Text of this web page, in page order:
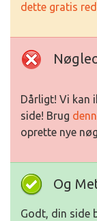
dette gratis
Dårligt! Vi kan
side! Brug
oprette nye
Og
Godt, din side